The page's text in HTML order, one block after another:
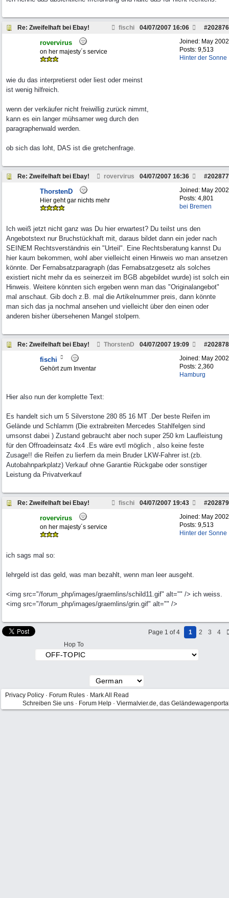
Re: Zweifelhaft bei Ebay! fischi #202876
04/07/2007 16:06
Joined: May 2002
Posts: 9,513
Hinter der Sonne
rovervirus
on her majesty´s service
wie du das interpretierst oder liest oder meinst
ist wenig hilfreich.
wenn der verkäufer nicht freiwillig zurück nimmt,
kann es ein langer mühsamer weg durch den
paragraphenwald werden.
ob sich das loht, DAS ist die gretchenfrage.
Re: Zweifelhaft bei Ebay! rovervirus #202877
04/07/2007 16:36
Joined: May 2002
Posts: 4,801
bei Bremen
ThorstenD
Hier geht gar nichts mehr
Ich weiß jetzt nicht ganz was Du hier erwartest? Du teilst uns den
Angebotstext nur Bruchstückhaft mit, daraus bildet dann ein jeder nach
SEINEM Rechtsverständnis ein "Urteil". Eine Rechtsberatung kannst Du
hier kaum bekommen, wohl aber vielleicht einen Hinweis wo man ansetzen
könnte. Der Fernabsatzparagraph (das Fernabsatzgesetz als solches
existiert nicht mehr da es seinerzeit im BGB abgebildet wurde) ist solch ein
Hinweis. Weitere könnten sich ergeben wenn man das "Originalangebot"
mal anschaut. Gib doch z.B. mal die Artikelnummer preis, dann könnte
man sich das ja nochmal ansehen und vielleicht über den einen oder
anderen bisher übersehenen Mangel stolpern.
Re: Zweifelhaft bei Ebay! ThorstenD #202878
04/07/2007 19:09
Joined: May 2002
Posts: 2,360
Hamburg
fischi
Gehört zum Inventar
Hier also nun der komplette Text:
Es handelt sich um 5 Silverstone 280 85 16 MT .Der beste Reifen im
Gelände und Schlamm (Die extrabreiten Mercedes Stahlfelgen sind
umsonst dabei ) Zustand gebraucht aber noch super 250 km Laufleistung
für den Offroadeinsatz 4x4 .Es wäre evtl möglich , also keine feste
Zusage!! die Reifen zu lierfern da mein Bruder LKW-Fahrer ist.(zb.
Autobahnparkplatz) Verkauf ohne Garantie Rückgabe oder sonstiger
Leistung da Privatverkauf
Re: Zweifelhaft bei Ebay! fischi #202879
04/07/2007 19:43
Joined: May 2002
Posts: 9,513
Hinter der Sonne
rovervirus
on her majesty´s service
ich sags mal so:
lehrgeld ist das geld, was man bezahlt, wenn man leer ausgeht.
<img src="/forum_php/images/graemlins/schild11.gif" alt="" /> ich weiss.
<img src="/forum_php/images/graemlins/grin.gif" alt="" />
Page 1 of 4 1 2 3
4
Hop To
Privacy Policy · Forum Rules · Mark All Read
Schreiben Sie uns · Forum Help · Viermalvier.de, das